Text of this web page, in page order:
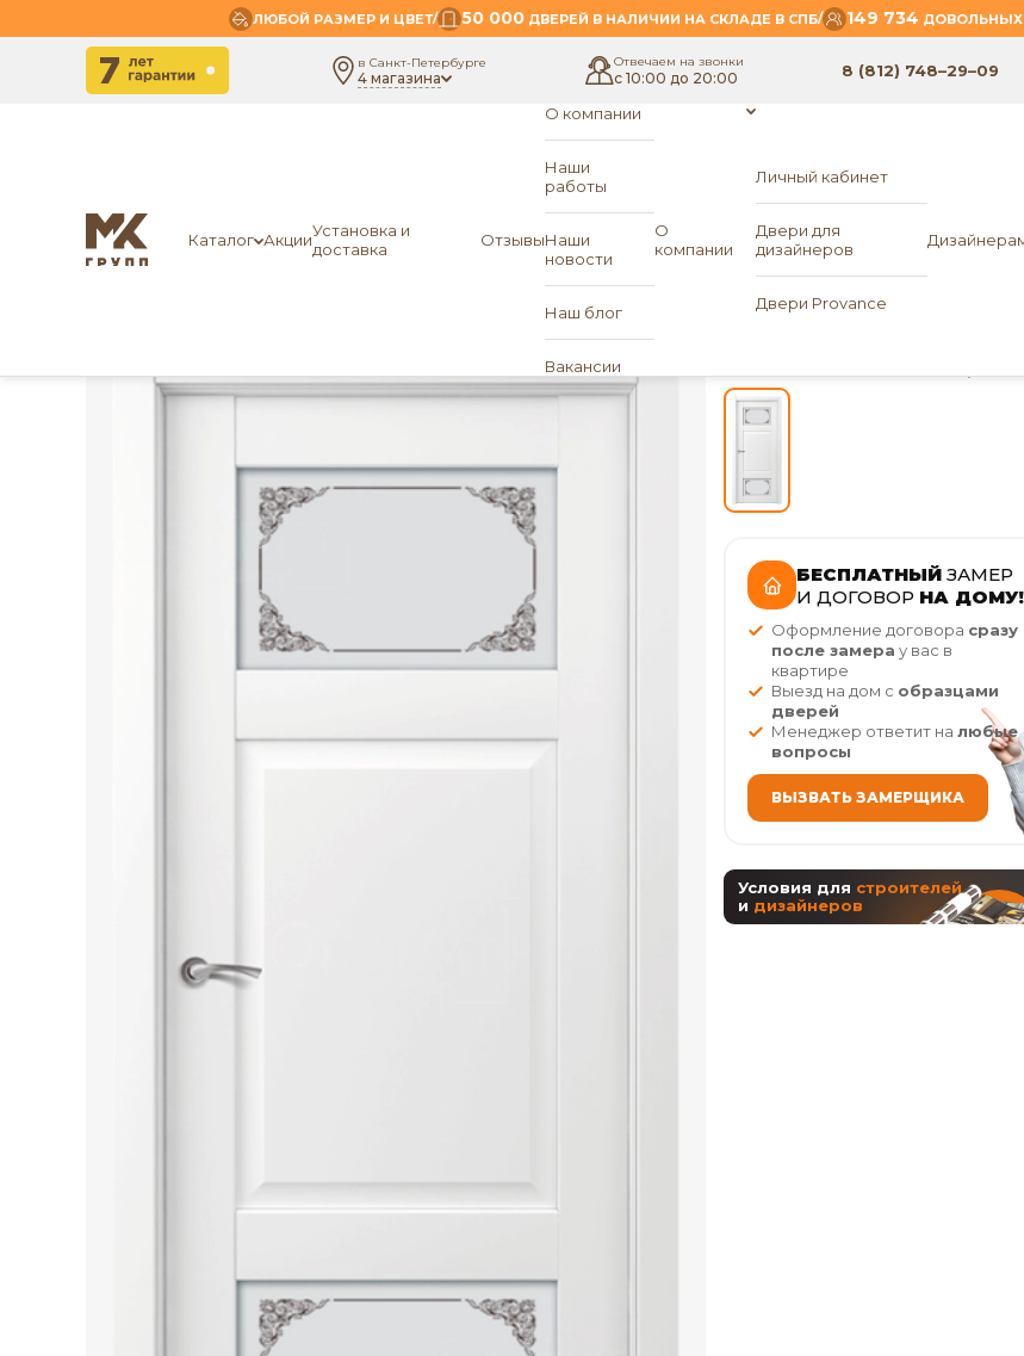
ЛЮБОЙ РАЗМЕР И ЦВЕТ/ 50 000ДВЕРЕЙ В НАЛИЧИИ НА СКЛАДЕ В СПБ/ 149 734 ДОВОЛЬНЫХ
в Санкт-Петербурге
4 магазина
Отвечаем на звонки
с 10:00 до 20:00 8 (812) 748–29–09
Каталог АкцииУстановка и
доставка
Отзывы
О
компании
О компании
Наши
работы
Наши
новости
Наш блог
Вакансии
Личный кабинет
Двери для
дизайнеров
Двери Provance
Главная
ПО Е7 (стекло-3)
БЕСПЛАТНЫЙ ЗАМЕР
И ДОГОВОР НА ДОМУ!
Оформление договора сразу
после замера у вас в
квартире
Выезд на дом с образцами
дверей
Менеджер ответит на любые
вопросы
ВЫЗВАТЬ ЗАМЕРЩИКА
Условия для строителей
и дизайнеров